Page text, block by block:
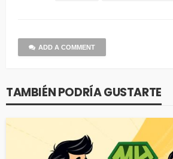
ADD A COMMENT
TAMBIÉN PODRÍA GUSTARTE